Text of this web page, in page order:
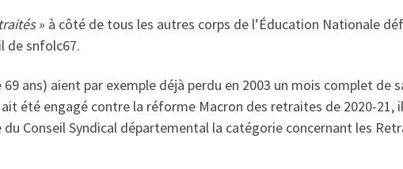
» à côté de tous les autres corps de l’Éducation Nationale
de snfolc67.
ans) aient par exemple déjà perdu en 2003 un mois complet de
ait été engagé contre la réforme Macron des retraites de 2020-21,
Conseil Syndical départemental la catégorie concernant les